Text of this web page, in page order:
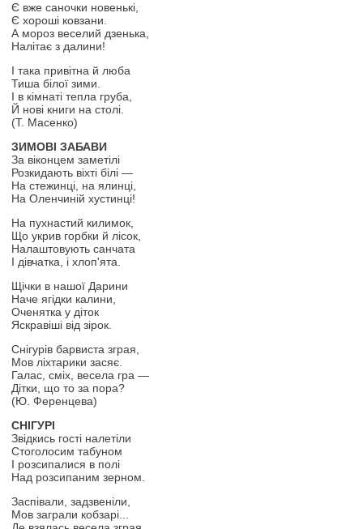
Є вже саночки новенькі,
Є хороші ковзани.
А мороз веселий дзенька,
Налітає з далини!
І така привітна й люба
Тиша білої зими.
І в кімнаті тепла груба,
Й нові книги на столі.
(Т. Масенко)
ЗИМОВІ ЗАБАВИ
За віконцем заметілі
Розкидають віхті білі —
На стежинці, на ялинці,
На Оленчиній хустинці!
На пухнастий килимок,
Що укрив горбки й лісок,
Налаштовують санчата
І дівчатка, і хлоп'ята.
Щічки в нашої Дарини
Наче ягідки калини,
Оченятка у діток
Яскравіші від зірок.
Снігурів барвиста зграя,
Мов ліхтарики засяє.
Галас, сміх, весела гра —
Дітки, що то за пора?
(Ю. Ференцева)
СНІГУРІ
Звідкись гості налетіли
Стоголосим табуном
І розсипалися в полі
Над розсипаним зерном.
Заспівали, задзвеніли,
Мов заграли кобзарі...